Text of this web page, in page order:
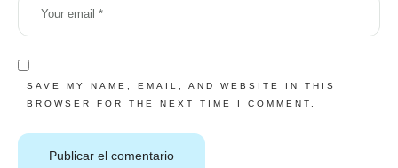
SAVE MY NAME, EMAIL, AND WEBSITE IN THIS
BROWSER FOR THE NEXT TIME I COMMENT.